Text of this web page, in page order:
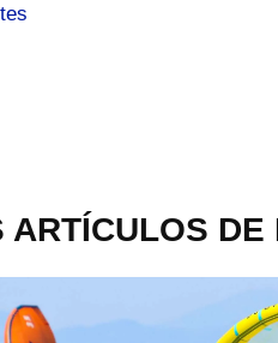
ARTÍCULOS DE